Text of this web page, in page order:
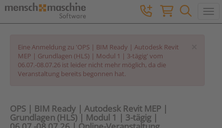
Eine Anmeldung zu 'OPS | BIM Ready | Autodesk Revit
MEP | Grundlagen (HLS) | Modul 1 | 3-tägig' vom
06.07.-08.07.26 ist leider nicht mehr möglich, da die
Veranstaltung bereits begonnen hat.
OPS | BIM Ready | Autodesk Revit MEP |
Grundlagen (HLS) | Modul 1 | 3-tägig |